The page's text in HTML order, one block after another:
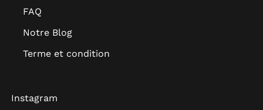
FAQ
Notre Blog
Terme et condition
Instagram